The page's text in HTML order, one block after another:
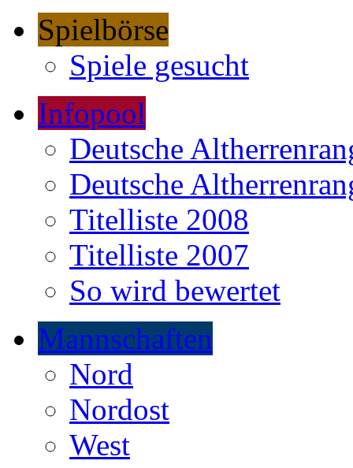
Spielbörse
Spiele gesucht
Infopool
Deutsche
Deutsche
Titelliste 2008
Titelliste 2007
So wird bewertet
Mannschaften
Nord
Nordost
West